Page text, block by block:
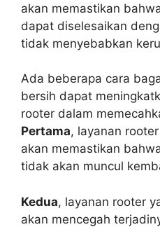
akan memastikan
dapat diselesaikan
tidak menyebabkan
Ada beberapa cara
bersih dapat
rooter dalam
Pertama, layanan
akan memastikan
tidak akan muncul
Kedua, layanan rooter
akan mencegah